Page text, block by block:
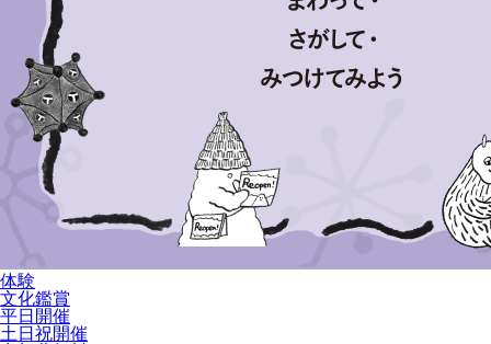
体験
文化鑑賞
平日開催
土日祝開催